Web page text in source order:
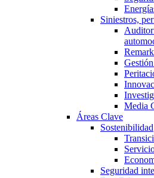
Siniestros,
Media
Áreas Clave
Sostenibilidad
Seguridad